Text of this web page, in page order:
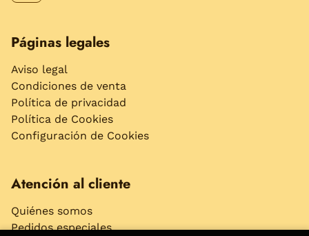
Páginas legales
Aviso legal
Condiciones de venta
Política de privacidad
Política de Cookies
Configuración de Cookies
Atención al cliente
Quiénes somos
Pedidos especiales